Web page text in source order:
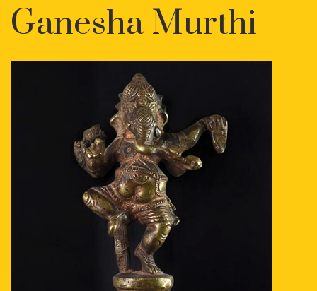
Ganesha Murthi